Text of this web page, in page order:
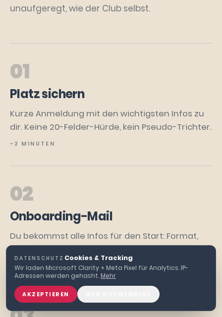
unaufgeregt, wie der Club selbst.
01
Platz sichern
Kurze Anmeldung mit den wichtigsten Infos zu
dir. Keine 20-Felder-Hürde, kein Pseudo-Trichter.
~2 MINUTEN
02
Onboarding-Mail
Du bekommst alle Infos für den Start: Format,
Zugang, was du brauchst, was dich erwartet.
DIREKT NACH BESTÄTIGUNG
DATENSCHUTZ ·Cookies & Tracking
Wir laden Microsoft Clarity + Meta Pixel für Analytics. IP-
Adressen werden gehasht. Mehr
AKZEPTIEREN